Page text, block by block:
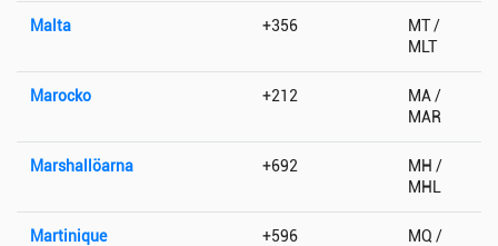
Malta +356
MT /
MLT
Marocko +212
MA /
MAR
Marshallöarna +692
MH /
MHL
Martinique +596
MQ /